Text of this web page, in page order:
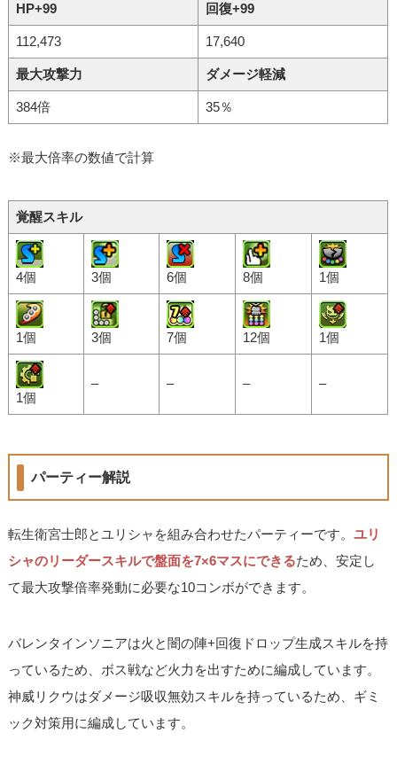
HP+99 回復+99
112,473 17,640
最大攻撃力 ダメージ軽減
384倍 35％
※最大倍率の数値で計算
覚醒スキル
4個 3個 6個 8個 1個
1個 3個 7個 12個 1個
1個
– – – –
パーティー解説
転生衛宮士郎とユリシャを組み合わせたパーティーです。ユリ
シャのリーダースキルで盤面を7×6マスにできるため、安定し
て最大攻撃倍率発動に必要な10コンボができます。
バレンタインソニアは火と闇の陣+回復ドロップ生成スキルを持
っているため、ボス戦など火力を出すために編成しています。
神威リクウはダメージ吸収無効スキルを持っているため、ギミ
ック対策用に編成しています。